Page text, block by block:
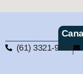
(61) 3321-9563